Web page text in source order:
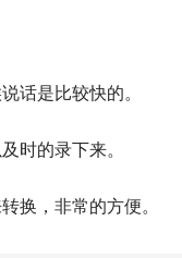
话是比较快的。
时的录下来。
换，非常的方便。